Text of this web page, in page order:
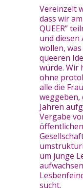
Vereinzelt
dass wir
QUEER”
und
wollen,
queeren
würde. Wir
ohne
alle die
weggeben,
Jahren
Vergabe
um junge
sucht.